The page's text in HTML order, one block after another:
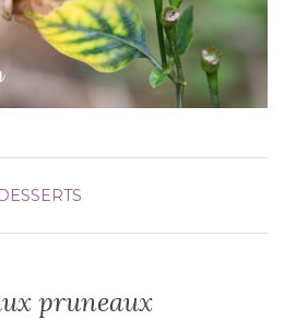
DESSERTS
pruneaux